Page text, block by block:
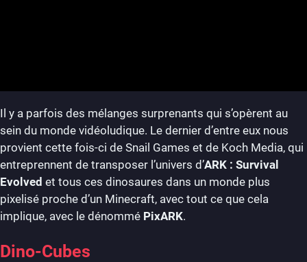
Il y a parfois des mélanges surprenants qui s’opèrent au
sein du monde vidéoludique. Le dernier d’entre eux nous
provient cette fois-ci de Snail Games et de Koch Media, qui
entreprennent de transposer l’univers d’ARK : Survival
Evolved et tous ces dinosaures dans un monde plus
pixelisé proche d’un Minecraft, avec tout ce que cela
implique, avec le dénommé PixARK.
Dino-Cubes